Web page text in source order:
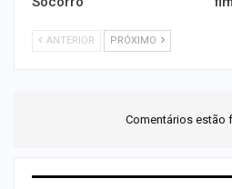
ANTERIOR PRÓXIMO
Comentários estão